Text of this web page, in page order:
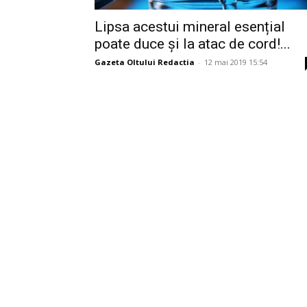
Lipsa acestui mineral esențial
poate duce și la atac de cord!...
Gazeta Oltului Redactia - 12 mai 2019 15:54